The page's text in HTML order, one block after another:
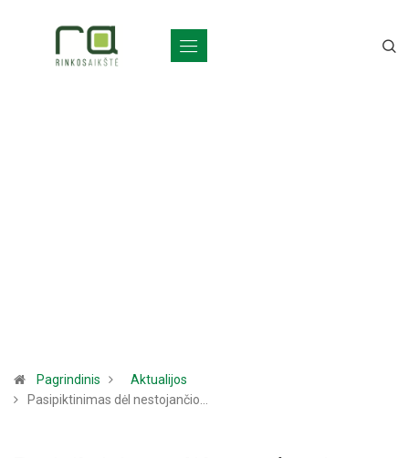
Pagrindinis
Aktualijos
Pasipiktinimas dėl nestojančio…